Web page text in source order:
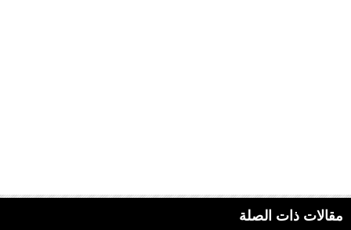
مقالات ذات الصلة